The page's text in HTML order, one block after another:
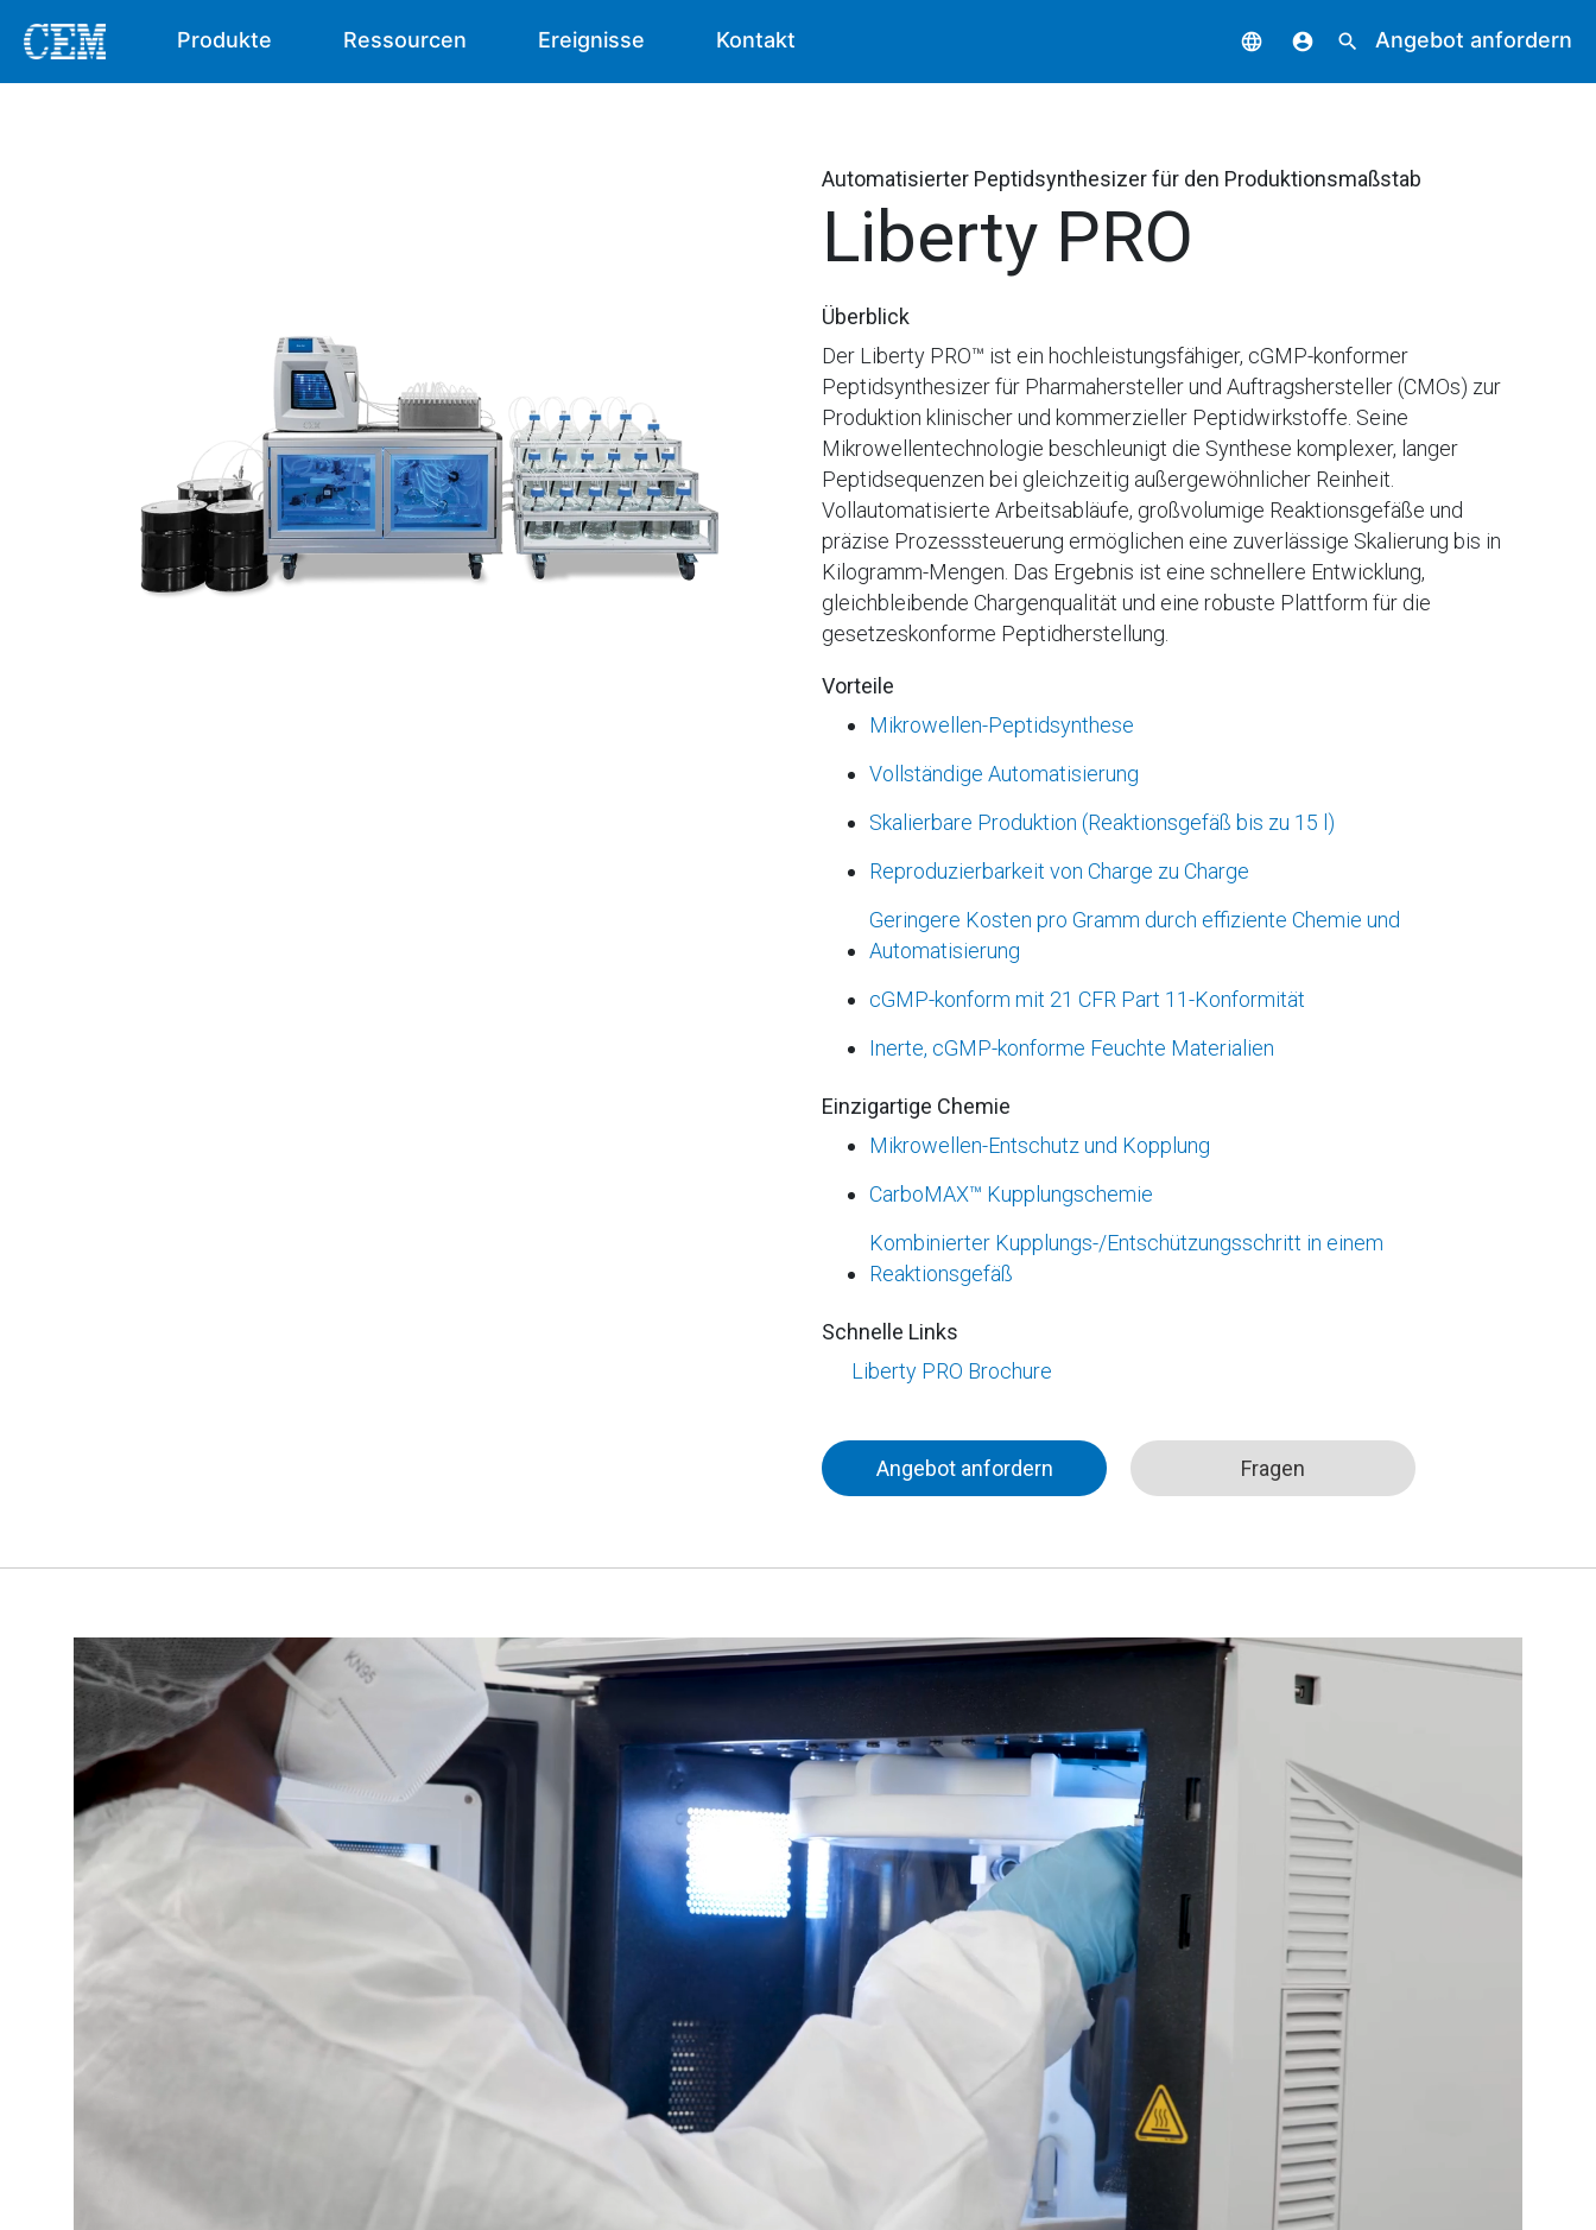
Produkte Ressourcen Ereignisse Kontakt language account_circle search Angebot anfordern
Automatisierter Peptidsynthesizer für den Produktionsmaßstab
Liberty PRO
Überblick
Der Liberty PRO™ ist ein hochleistungsfähiger, cGMP-konformer
Peptidsynthesizer für Pharmahersteller und Auftragshersteller (CMOs) zur
Produktion klinischer und kommerzieller Peptidwirkstoffe. Seine
Mikrowellentechnologie beschleunigt die Synthese komplexer, langer
Peptidsequenzen bei gleichzeitig außergewöhnlicher Reinheit.
Vollautomatisierte Arbeitsabläufe, großvolumige Reaktionsgefäße und
präzise Prozesssteuerung ermöglichen eine zuverlässige Skalierung bis in
Kilogramm-Mengen. Das Ergebnis ist eine schnellere Entwicklung,
gleichbleibende Chargenqualität und eine robuste Plattform für die
gesetzeskonforme Peptidherstellung.
Vorteile
Mikrowellen-Peptidsynthese
Vollständige Automatisierung
Skalierbare Produktion (Reaktionsgefäß bis zu 15 l)
Reproduzierbarkeit von Charge zu Charge
Geringere Kosten pro Gramm durch effiziente Chemie und
Automatisierung
cGMP-konform mit 21 CFR Part 11-Konformität
Inerte, cGMP-konforme Feuchte Materialien
Einzigartige Chemie
Mikrowellen-Entschutz und Kopplung
CarboMAX™ Kupplungschemie
Kombinierter Kupplungs-/Entschützungsschritt in einem
Reaktionsgefäß
Schnelle Links
Liberty PRO Brochure
Angebot anfordern Fragen